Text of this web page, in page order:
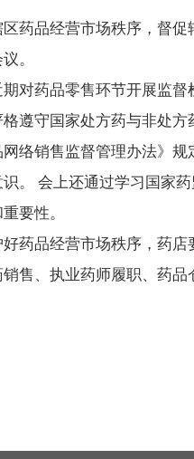
药品经营市场秩序，督
。
对药品零售环节开展监
遵守国家处方药与非处
络销售监督管理办法》
。 会上还通过学习国家
要性。
药品经营市场秩序，药
售、执业药师履职、药